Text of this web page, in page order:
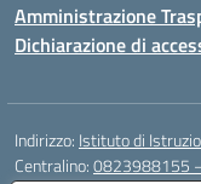
Amministrazione
Dichiarazione di
Indirizzo: Istituto di
Centralino:0823988155